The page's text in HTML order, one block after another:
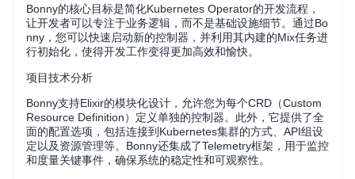
Bonny的核心目标是简化Kubernetes Operator的开发流程，
让开发者可以专注于业务逻辑，而不是基础设施细节。通过Bo
nny，您可以快速启动新的控制器，并利用其内建的Mix任务进
行初始化，使得开发工作变得更加高效和愉快。
项目技术分析
Bonny支持Elixir的模块化设计，允许您为每个CRD（Custom
Resource Definition）定义单独的控制器。此外，它提供了全
面的配置选项，包括连接到Kubernetes集群的方式、API组设
定以及资源管理等。Bonny还集成了Telemetry框架，用于监控
和度量关键事件，确保系统的稳定性和可观察性。